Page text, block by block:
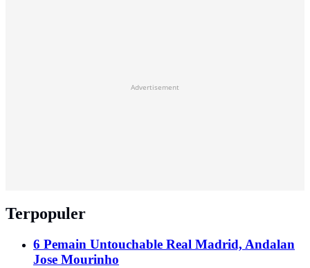
Advertisement
Terpopuler
6 Pemain Untouchable Real Madrid, Andalan
Jose Mourinho